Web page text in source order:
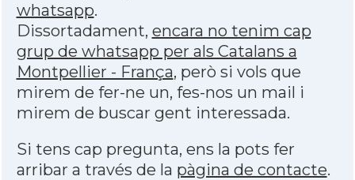
whatsapp.
Dissortadament, encara no tenim cap
grup de whatsapp per als Catalans a
Montpellier - França, però si vols que
mirem de fer-ne un, fes-nos un mail i
mirem de buscar gent interessada.
Si tens cap pregunta, ens la pots fer
arribar a través de la pàgina de contacte.